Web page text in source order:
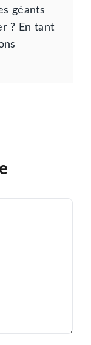
géants
? En tant